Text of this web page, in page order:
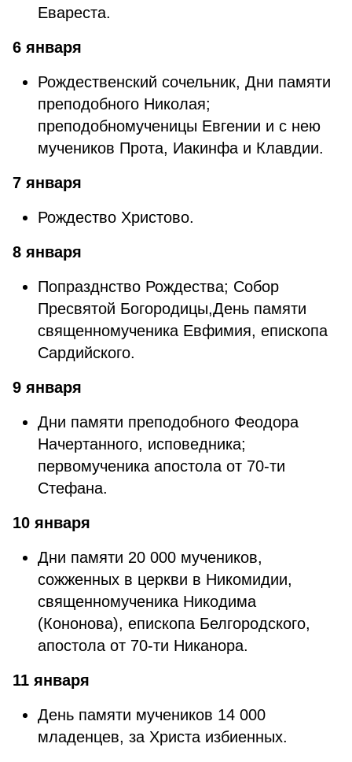
Евареста.
6 января
Рождественский сочельник, Дни памяти
преподобного Николая;
преподобномученицы Евгении и с нею
мучеников Прота, Иакинфа и Клавдии.
7 января
Рождество Христово.
8 января
Попразднство Рождества; Собор
Пресвятой Богородицы,День памяти
священномученика Евфимия, епископа
Сардийского.
9 января
Дни памяти преподобного Феодора
Начертанного, исповедника;
первомученика апостола от 70-ти
Стефана.
10 января
Дни памяти 20 000 мучеников,
сожженных в церкви в Никомидии,
священномученика Никодима
(Кононова), епископа Белгородского,
апостола от 70-ти Никанора.
11 января
День памяти мучеников 14 000
младенцев, за Христа избиенных.